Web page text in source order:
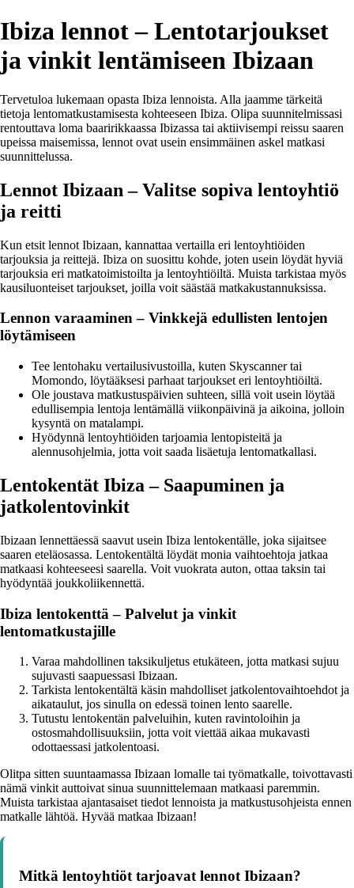
Ibiza lennot – Lentotarjoukset
ja vinkit lentämiseen Ibizaan
Tervetuloa lukemaan opasta Ibiza lennoista. Alla jaamme tärkeitä
tietoja lentomatkustamisesta kohteeseen Ibiza. Olipa suunnitelmissasi
rentouttava loma baaririkkaassa Ibizassa tai aktiivisempi reissu saaren
upeissa maisemissa, lennot ovat usein ensimmäinen askel matkasi
suunnittelussa.
Lennot Ibizaan – Valitse sopiva lentoyhtiö
ja reitti
Kun etsit lennot Ibizaan, kannattaa vertailla eri lentoyhtiöiden
tarjouksia ja reittejä. Ibiza on suosittu kohde, joten usein löydät hyviä
tarjouksia eri matkatoimistoilta ja lentoyhtiöiltä. Muista tarkistaa myös
kausiluonteiset tarjoukset, joilla voit säästää matkakustannuksissa.
Lennon varaaminen – Vinkkejä edullisten lentojen
löytämiseen
Tee lentohaku vertailusivustoilla, kuten Skyscanner tai
Momondo, löytääksesi parhaat tarjoukset eri lentoyhtiöiltä.
Ole joustava matkustuspäivien suhteen, sillä voit usein löytää
edullisempia lentoja lentämällä viikonpäivinä ja aikoina, jolloin
kysyntä on matalampi.
Hyödynnä lentoyhtiöiden tarjoamia lentopisteitä ja
alennusohjelmia, jotta voit saada lisäetuja lentomatkallasi.
Lentokentät Ibiza – Saapuminen ja
jatkolentovinkit
Ibizaan lennettäessä saavut usein Ibiza lentokentälle, joka sijaitsee
saaren eteläosassa. Lentokentältä löydät monia vaihtoehtoja jatkaa
matkaasi kohteeseesi saarella. Voit vuokrata auton, ottaa taksin tai
hyödyntää joukkoliikennettä.
Ibiza lentokenttä – Palvelut ja vinkit
lentomatkustajille
Varaa mahdollinen taksikuljetus etukäteen, jotta matkasi sujuu
sujuvasti saapuessasi Ibizaan.
Tarkista lentokentältä käsin mahdolliset jatkolentovaihtoehdot ja
aikataulut, jos sinulla on edessä toinen lento saarelle.
Tutustu lentokentän palveluihin, kuten ravintoloihin ja
ostosmahdollisuuksiin, jotta voit viettää aikaa mukavasti
odottaessasi jatkolentoasi.
Olitpa sitten suuntaamassa Ibizaan lomalle tai työmatkalle, toivottavasti
nämä vinkit auttoivat sinua suunnittelemaan matkaasi paremmin.
Muista tarkistaa ajantasaiset tiedot lennoista ja matkustusohjeista ennen
matkalle lähtöä. Hyvää matkaa Ibizaan!
Mitkä lentoyhtiöt tarjoavat lennot Ibizaan?